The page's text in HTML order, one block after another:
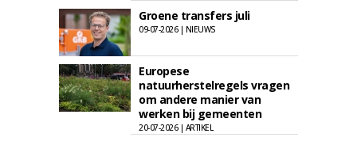
Groene transfers juli
09-07-2026 | NIEUWS
Europese
natuurherstelregels vragen
om andere manier van
werken bij gemeenten
20-07-2026 | ARTIKEL